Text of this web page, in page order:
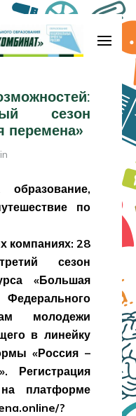
сезон
перемена»
по
компаниях: 28
сезон
«Большая
молодежи
в линейку
«Россия –
Регистрация
платформе
?